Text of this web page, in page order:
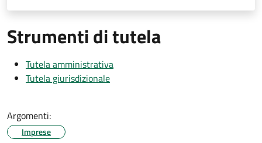
Strumenti di tutela
Tutela amministrativa
Tutela giurisdizionale
Argomenti:
Imprese